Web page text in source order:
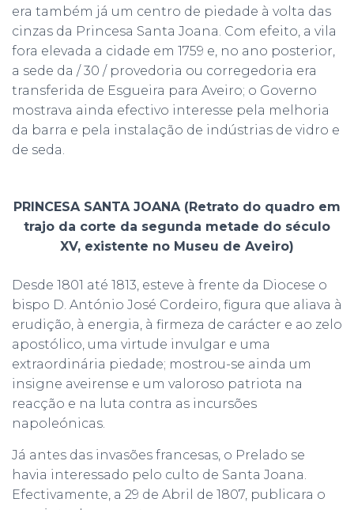
era também já um centro de piedade à volta das
cinzas da Princesa Santa Joana. Com efeito, a vila
fora elevada a cidade em 1759 e, no ano posterior,
a sede da / 30 / provedoria ou corregedoria era
transferida de Esgueira para Aveiro; o Governo
mostrava ainda efectivo interesse pela melhoria
da barra e pela instalação de indústrias de vidro e
de seda.
PRINCESA SANTA JOANA (Retrato do quadro em
trajo da corte da segunda metade do século
XV, existente no Museu de Aveiro)
Desde 1801 até 1813, esteve à frente da Diocese o
bispo D. António José Cordeiro, figura que aliava à
erudição, à energia, à firmeza de carácter e ao zelo
apostólico, uma virtude invulgar e uma
extraordinária piedade; mostrou-se ainda um
insigne aveirense e um valoroso patriota na
reacção e na luta contra as incursões
napoleónicas.
Já antes das invasões francesas, o Prelado se
havia interessado pelo culto de Santa Joana.
Efectivamente, a 29 de Abril de 1807, publicara o